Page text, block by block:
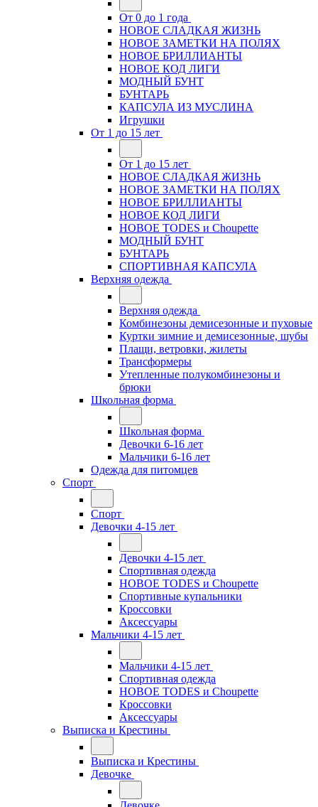
От 0 до 1 года
НОВОЕ СЛАДКАЯ ЖИЗНЬ
НОВОЕ ЗАМЕТКИ НА ПОЛЯХ
НОВОЕ БРИЛЛИАНТЫ
НОВОЕ КОД ЛИГИ
МОДНЫЙ БУНТ
БУНТАРЬ
КАПСУЛА ИЗ МУСЛИНА
Игрушки
От 1 до 15 лет
От 1 до 15 лет
НОВОЕ СЛАДКАЯ ЖИЗНЬ
НОВОЕ ЗАМЕТКИ НА ПОЛЯХ
НОВОЕ БРИЛЛИАНТЫ
НОВОЕ КОД ЛИГИ
НОВОЕ TODES и Choupette
МОДНЫЙ БУНТ
БУНТАРЬ
СПОРТИВНАЯ КАПСУЛА
Верхняя одежда
Верхняя одежда
Комбинезоны демисезонные и пуховые
Куртки зимние и демисезонные, шубы
Плащи, ветровки, жилеты
Трансформеры
Утепленные полукомбинезоны и
брюки
Школьная форма
Школьная форма
Девочки 6-16 лет
Мальчики 6-16 лет
Одежда для питомцев
Спорт
Спорт
Девочки 4-15 лет
Девочки 4-15 лет
Спортивная одежда
НОВОЕ TODES и Choupette
Спортивные купальники
Кроссовки
Аксессуары
Мальчики 4-15 лет
Мальчики 4-15 лет
Спортивная одежда
НОВОЕ TODES и Choupette
Кроссовки
Аксессуары
Выписка и Крестины
Выписка и Крестины
Девочке